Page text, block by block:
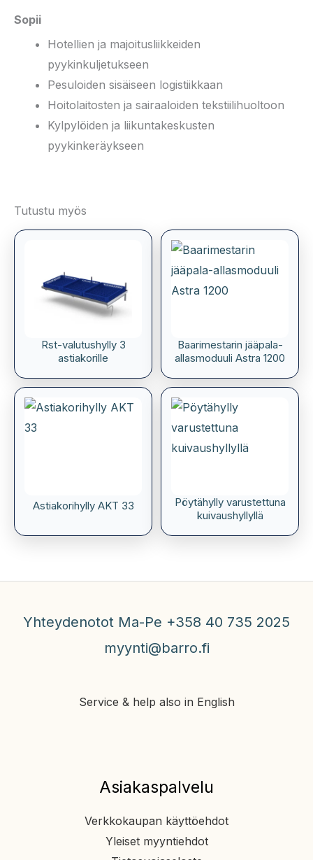
Sopii
Hotellien ja majoitusliikkeiden
pyykinkuljetukseen
Pesuloiden sisäiseen logistiikkaan
Hoitolaitosten ja sairaaloiden tekstiilihuoltoon
Kylpylöiden ja liikuntakeskusten
pyykinkeräykseen
Tutustu myös
Rst-valutushylly 3
astiakorille
Baarimestarin jääpala-
allasmoduuli Astra 1200
Astiakorihylly AKT 33
Pöytähylly varustettuna
kuivaushyllyllä
Yhteydenotot Ma-Pe +358 40 735 2025
myynti@barro.fi
Service & help also in English
Asiakaspalvelu
Verkkokaupan käyttöehdot
Yleiset myyntiehdot